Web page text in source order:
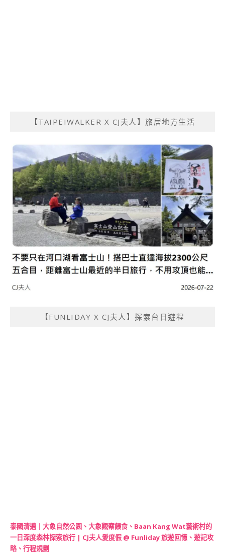
【TAIPEIWALKER X CJ夫人】旅居地方生活
【FUNLIDAY X CJ夫人】探索台日遊程
泰國清邁｜大象自然公園、大象觀察餵食、Baan Kang Wat藝術村的
一日深度森林探索旅行 | CJ夫人愛度假 @ Funliday 旅遊回憶、遊記攻
略、行程規劃